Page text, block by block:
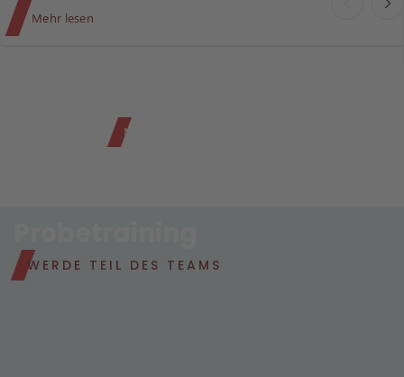
Mehr lesen
Mehr zu Kumpelbelange
WERDE TEIL DES TEAMS